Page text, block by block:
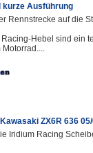
kurze Ausführung
Rennstrecke auf die
Racing-Hebel sind ein
Motorrad....
ZX6R 636
Iridium Racing